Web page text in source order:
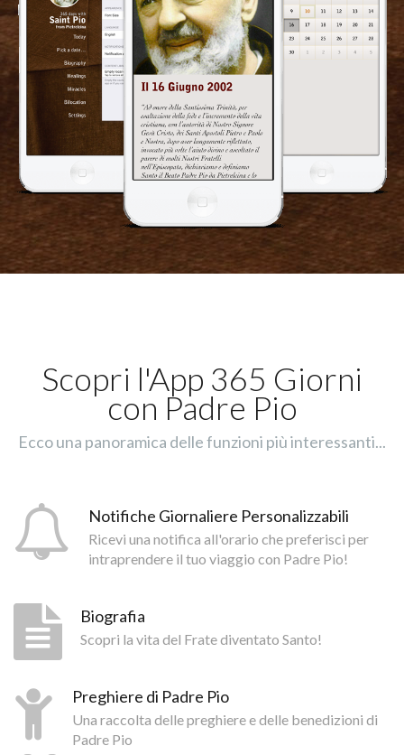
Scopri l'App 365 Giorni
con Padre Pio
Ecco una panoramica delle funzioni più interessanti...
Notifiche Giornaliere Personalizzabili
Ricevi una notifica all'orario che preferisci per
intraprendere il tuo viaggio con Padre Pio!
Biografia
Scopri la vita del Frate diventato Santo!
Preghiere di Padre Pio
Una raccolta delle preghiere e delle benedizioni di
Padre Pio